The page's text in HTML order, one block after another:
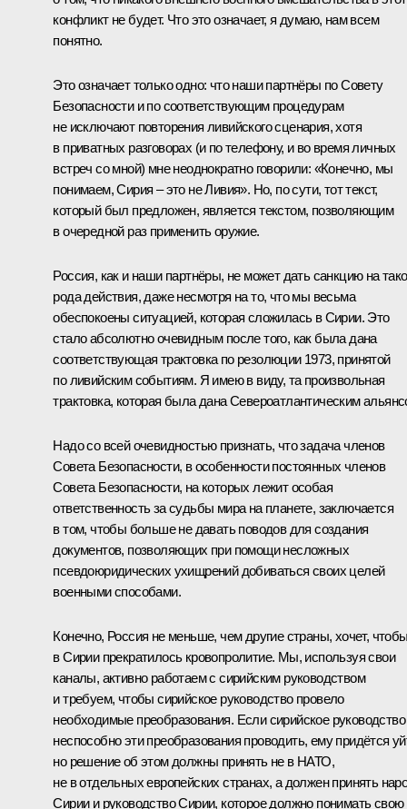
конфликт не будет. Что это означает, я думаю, нам всем
понятно.
Это означает только одно: что наши партнёры по Совету
Безопасности и по соответствующим процедурам
не исключают повторения ливийского сценария, хотя
в приватных разговорах (и по телефону, и во время личных
встреч со мной) мне неоднократно говорили: «Конечно, мы
понимаем, Сирия – это не Ливия». Но, по сути, тот текст,
который был предложен, является текстом, позволяющим
в очередной раз применить оружие.
Россия, как и наши партнёры, не может дать санкцию на
рода действия, даже несмотря на то, что мы весьма
обеспокоены ситуацией, которая сложилась в Сирии. Это
стало абсолютно очевидным после того, как была дана
соответствующая трактовка по резолюции 1973, принятой
по ливийским событиям. Я имею в виду, та произвольная
трактовка, которая была дана Североатлантическим
Надо со всей очевидностью признать, что задача членов
Совета Безопасности, в особенности постоянных членов
Совета Безопасности, на которых лежит особая
ответственность за судьбы мира на планете, заключается
в том, чтобы больше не давать поводов для создания
документов, позволяющих при помощи несложных
псевдоюридических ухищрений добиваться своих целей
военными способами.
Конечно, Россия не меньше, чем другие страны, хочет,
в Сирии прекратилось кровопролитие. Мы, используя свои
каналы, активно работаем с сирийским руководством
и требуем, чтобы сирийское руководство провело
необходимые преобразования. Если сирийское руководство
неспособно эти преобразования проводить, ему придётся
но решение об этом должны принять не в НАТО,
не в отдельных европейских странах, а должен принять
Сирии и руководство Сирии, которое должно понимать свою